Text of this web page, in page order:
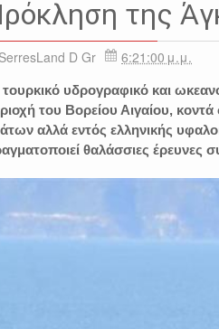
της
SerresLand D Gr 6:21:00 μ.μ.
υδρογραφικό και
του Βορείου Αιγαίου,
αλλά εντός ελληνικής
θαλάσσιες έρευνες